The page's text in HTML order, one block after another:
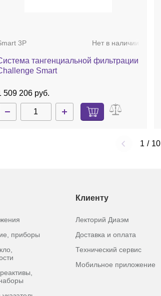
3P Нет в наличии
тангенциальной фильтрации
Smart
509 206 руб.
1 / 10
приборы
Клиенту
Лекторий Диаэм
Доставка и оплата
Технический сервис
Мобильное приложение